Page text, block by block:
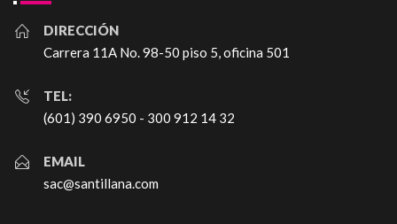
DIRECCIÓN
Carrera 11A No. 98-50 piso 5, oficina 501
TEL:
(601) 390 6950 - 300 912 14 32
EMAIL
sac@santillana.com